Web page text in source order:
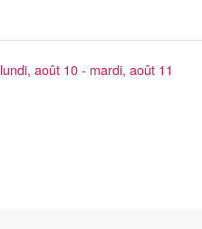
lundi, août 10 - mardi, août 11